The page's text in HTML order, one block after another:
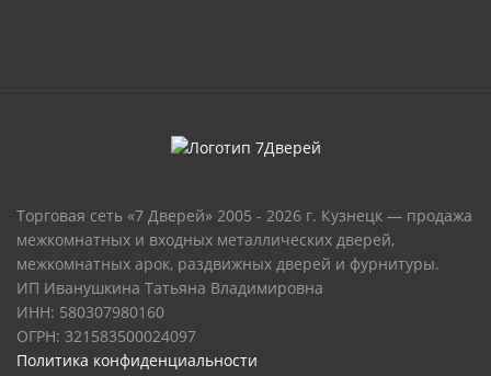
Торговая сеть «7 Дверей» 2005 - 2026 г. Кузнецк — продажа
межкомнатных и входных металлических дверей,
межкомнатных арок, раздвижных дверей и фурнитуры.
ИП Иванушкина Татьяна Владимировна
ИНН: 580307980160
ОГРН: 321583500024097
Политика конфиденциальности